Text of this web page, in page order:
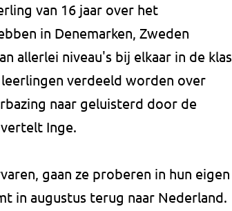
van 16 jaar over het
in Denemarken, Zweden
allerlei niveau's bij elkaar in de klas
verdeeld worden over
naar geluisterd door de
Inge.
gaan ze proberen in hun eigen
in augustus terug naar Nederland.